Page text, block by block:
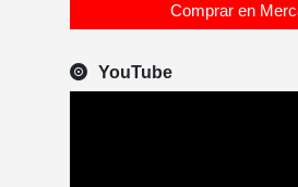
Comprar en
YouTube